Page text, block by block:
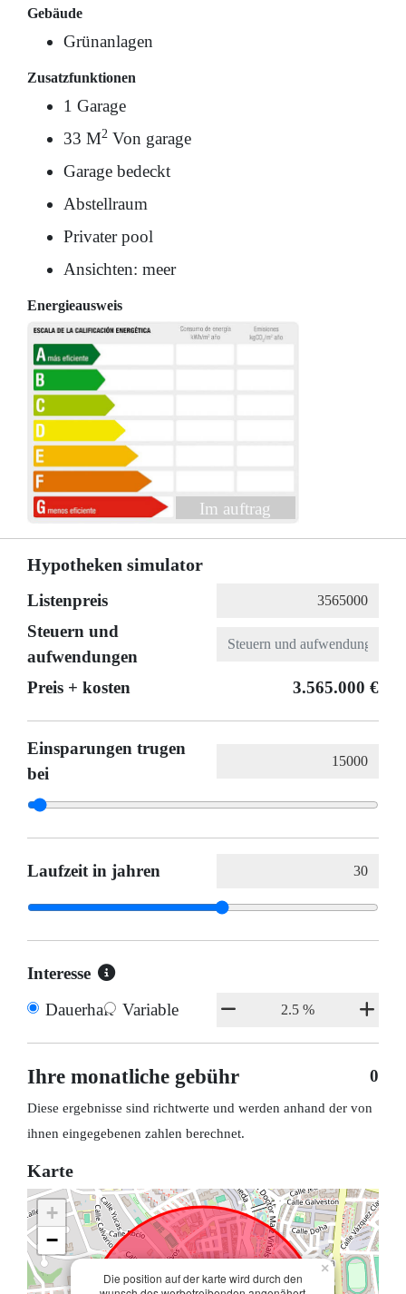
Gebäude
Grünanlagen
Zusatzfunktionen
1 Garage
33 M2 Von garage
Garage bedeckt
Abstellraum
Privater pool
Ansichten: meer
Energieausweis
Im auftrag
Hypotheken simulator
Listenpreis
Steuern und
aufwendungen
Preis + kosten
3.565.000 €
Einsparungen trugen
bei
Laufzeit in jahren
Interesse
Dauerhaft Variable
Ihre monatliche gebühr 0
Diese ergebnisse sind richtwerte und werden anhand der von
ihnen eingegebenen zahlen berechnet.
Karte
Die position auf der karte wird durch den
×
+
−